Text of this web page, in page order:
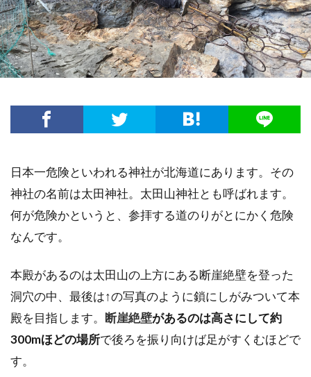
日本一危険といわれる神社が北海道にあります。その
神社の名前は太田神社。太田山神社とも呼ばれます。
何が危険かというと、参拝する道のりがとにかく危険
なんです。
本殿があるのは太田山の上方にある断崖絶壁を登った
洞穴の中、最後は↑の写真のように鎖にしがみついて本
殿を目指します。 断崖絶壁があるのは高さにして約
300mほどの場所で後ろを振り向けば足がすくむほどで
す。